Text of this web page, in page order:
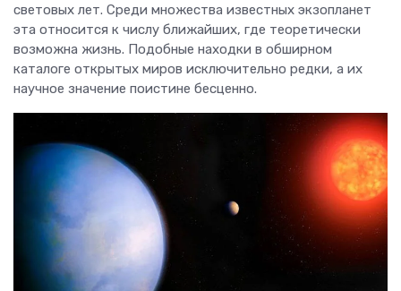
световых лет. Среди множества известных экзопланет
эта относится к числу ближайших, где теоретически
возможна жизнь. Подобные находки в обширном
каталоге открытых миров исключительно редки, а их
научное значение поистине бесценно.